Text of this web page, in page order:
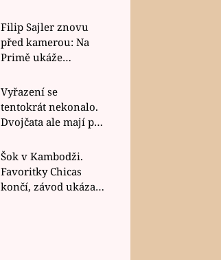
Filip Sajler znovu
před kamerou: Na
Primě ukáže
rychlé recepty
Vyřazení se
tentokrát nekonalo.
Dvojčata ale mají po
závodu nůž na krku
Šok v Kambodži.
Favoritky Chicas
končí, závod ukázal